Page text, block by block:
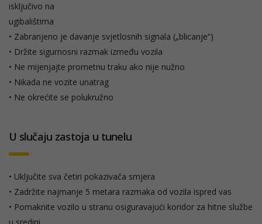
isključivo na
ugibalištima
• Zabranjeno je davanje svjetlosnih signala („blicanje“)
• Držite sigurnosni razmak između vozila
• Ne mijenjajte prometnu traku ako nije nužno
• Nikada ne vozite unatrag
• Ne okrećite se polukružno
U slučaju zastoja u tunelu
• Uključite sva četiri pokazivača smjera
• Zadržite najmanje 5 metara razmaka od vozila ispred vas
• Pomaknite vozilo u stranu osiguravajući koridor za hitne službe